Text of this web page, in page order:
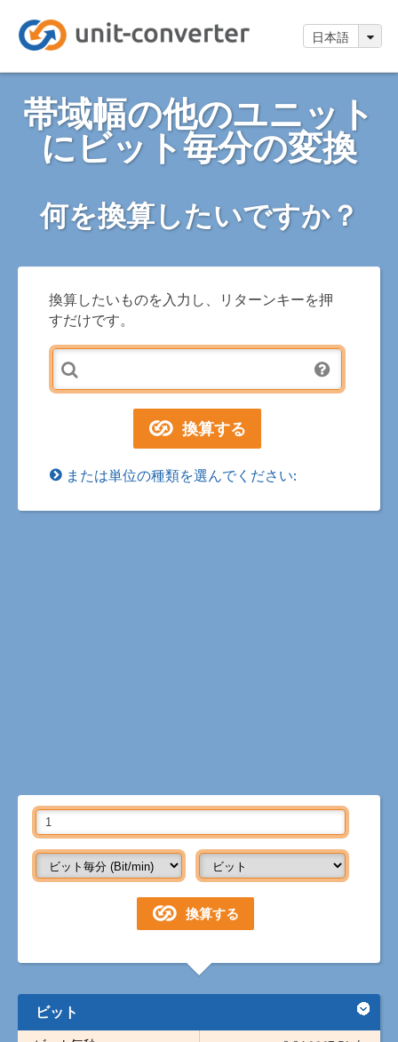
日本語
帯域幅の他のユニット
にビット毎分の変換
何を換算したいですか？
換算したいものを入力し、リターンキーを押
すだけです。
または単位の種類を選んでください:
ビット